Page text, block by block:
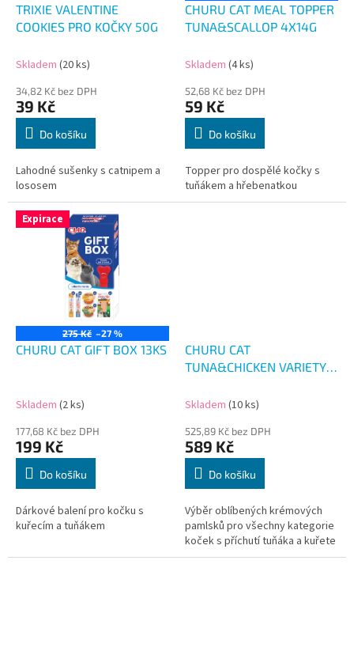
TRIXIE VALENTINE
COOKIES PRO KOČKY 50G
Skladem (20 ks)
34,82 Kč bez DPH
39 Kč
Do košíku
Lahodné sušenky s catnipem a
lososem
CHURU CAT MEAL TOPPER
TUNA&SCALLOP 4X14G
Skladem (4 ks)
52,68 Kč bez DPH
59 Kč
Do košíku
Topper pro dospělé kočky s
tuňákem a hřebenatkou
Expirace
275 Kč –27 %
CHURU CAT GIFT BOX 13KS
Skladem (2 ks)
177,68 Kč bez DPH
199 Kč
Do košíku
Dárkové balení pro kočku s
kuřecím a tuňákem
CHURU CAT
TUNA&CHICKEN VARIETY
Skladem (10 ks)
525,89 Kč bez DPH
589 Kč
Do košíku
Výběr oblíbených krémových
pamlsků pro všechny kategorie
koček s příchutí tuňáka a kuřete